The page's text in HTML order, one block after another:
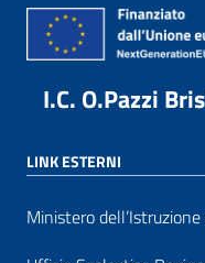
I.C. O.Pazzi
LINK ESTERNI
Ministero